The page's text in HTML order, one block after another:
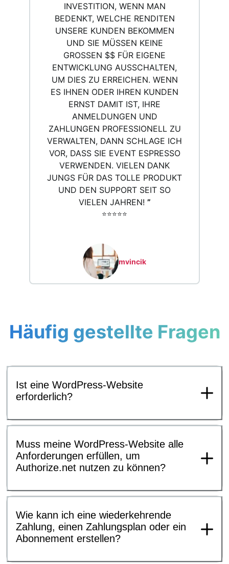
VESTITION, WENN MAN BE
DENKT, WELCHE RENDITEN UN
SERE KUNDEN BEKOMMEN UN
D SIE MÜSSEN KEINE GR
OSSEN $$ FÜR EIGENE ENT
WICKLUNG AUSSCHALTEN, UM
DIES ZU ERREICHEN. WENN ES
IHNEN ODER IHREN KUNDEN ERN
ST DAMIT IST, IHRE ANM
ELDUNGEN UND ZAH
LUNGEN PROFESSIONELL ZU VER
WALTEN, DANN SCHLAGE ICH VOR
, DASS SIE EVENT ESPRESSO VER
WENDEN. VIELEN DANK JUN
GS FÜR DAS TOLLE PRODUKT UND
DEN SUPPORT SEIT SO VIE
LEN JAHREN!
”
⭐️⭐️⭐️⭐️⭐️
mvincik
Häufig gestellte Fragen
Ist eine WordPress-Website
erforderlich?
Muss meine WordPress-Website alle
Anforderungen erfüllen, um
Authorize.net nutzen zu können?
Wie kann ich eine wiederkehrende
Zahlung, einen Zahlungsplan oder ein
Abonnement erstellen?